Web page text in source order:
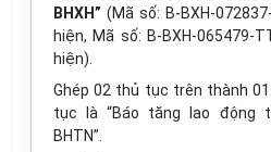
BHXH” (Mã số: B-BXH-
hiện, Mã số: B-BXH-065479-
hiện).
Ghép 02 thủ tục trên thành
tục là “Báo tăng lao động
BHTN”.